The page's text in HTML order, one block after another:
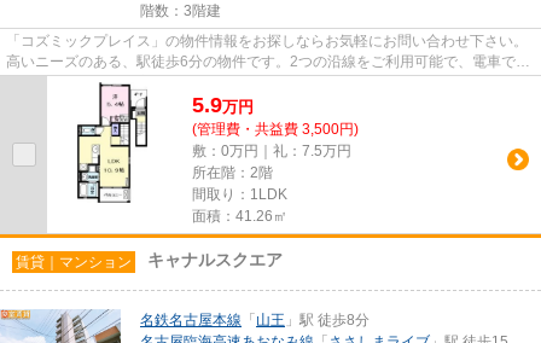
階数：3階建
「コズミックプレイス」の物件情報をお探しならお気軽にお問い合わせ下さい。
高いニーズのある、駅徒歩6分の物件です。2つの沿線をご利用可能で、電車での
お出かけがしやすい立地です...
5.9万円
(管理費・共益費 3,500円)
敷：0万円｜礼：7.5万円
所在階：2階
間取り：1LDK
面積：41.26㎡
賃貸｜マンション キャナルスクエア
名鉄名古屋本線 「 山王 」駅 徒歩8分